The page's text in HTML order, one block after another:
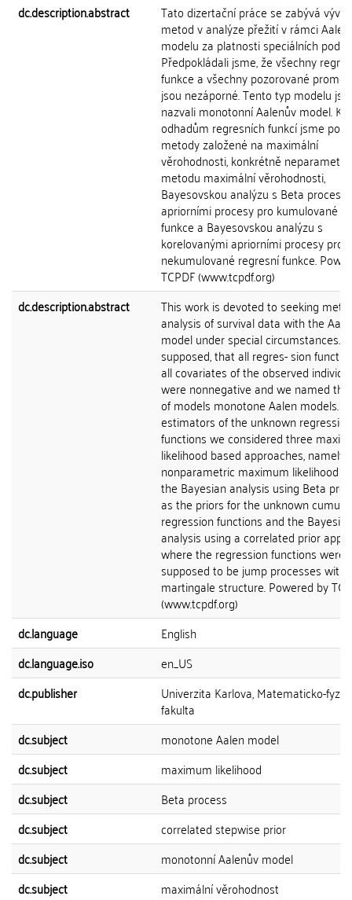
dc.description.abstract
Tato dizertační práce se zabývá
metod v analýze přežití v rámci
modelu za platnosti speciálních
Předpokládali jsme, že všechny
funkce a všechny pozorované
jsou nezáporné. Tento typ modelu
nazvali monotonní Aalenův model. K
odhadům regresních funkcí jsme
metody založené na maximální
věrohodnosti, konkrétně
metodu maximální věrohodnosti,
Bayesovskou analýzu s Beta procesy
apriorními procesy pro kumulované
funkce a Bayesovskou analýzu s
korelovanými apriorními procesy pro
nekumulované regresní funkce.
TCPDF (www.tcpdf.org)
dc.description.abstract
This work is devoted to seeking
analysis of survival data with the
model under special circumstances.
supposed, that all regres- sion
all covariates of the observed
were nonnegative and we named
of models monotone Aalen models.
estimators of the unknown regression
functions we considered three
likelihood based approaches, namely
nonparametric maximum likelihood
the Bayesian analysis using Beta
as the priors for the unknown
regression functions and the Bayesian
analysis using a correlated prior
where the regression functions were
supposed to be jump processes with
martingale structure. Powered by
(www.tcpdf.org)
dc.language
English
dc.language.iso
en_US
dc.publisher
Univerzita Karlova, Matematicko-
fakulta
dc.subject
monotone Aalen model
dc.subject
maximum likelihood
dc.subject
Beta process
dc.subject
correlated stepwise prior
dc.subject
monotonní Aalenův model
dc.subject
maximální věrohodnost